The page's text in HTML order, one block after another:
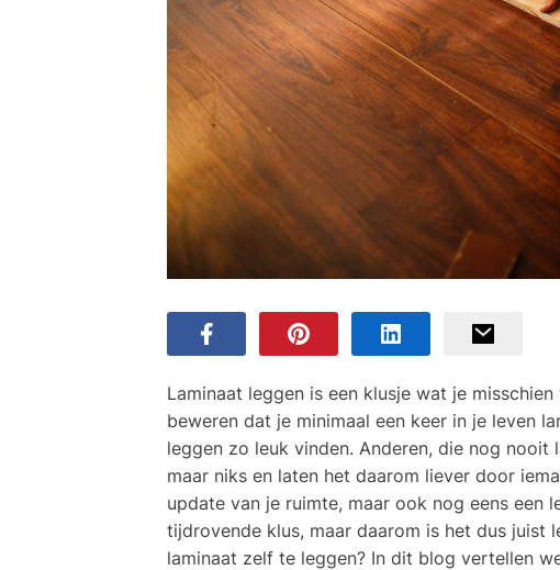
Laminaat leggen is een klusje wat je
beweren dat je minimaal een keer in je leven
leggen zo leuk vinden. Anderen, die nog
maar niks en laten het daarom liever door
update van je ruimte, maar ook nog eens een
tijdrovende klus, maar daarom is het dus juist
laminaat zelf te leggen? In dit blog vertellen